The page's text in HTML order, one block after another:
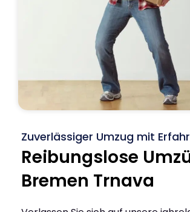
Zuverlässiger Umzug mit
Reibungslose
Bremen Trnava